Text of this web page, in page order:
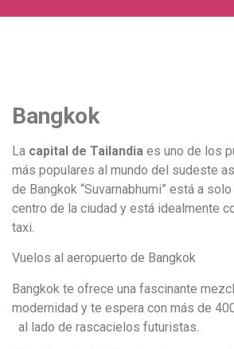
Bangkok
La capital de Tailandia es uno de los
más populares al mundo del sudeste
de Bangkok “Suvarnabhumi” está a
centro de la ciudad y está idealmente
taxi.
Vuelos al aeropuerto de Bangkok
Bangkok te ofrece una fascinante
modernidad y te espera con más de
al lado de rascacielos futuristas.